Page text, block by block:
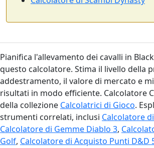
Pianifica l'allevamento dei cavalli in
questo calcolatore. Stima il livello della
addestramento, il valore di mercato e
risultati in modo efficiente. Calcolatore
della collezione Calcolatrici di Gioco.
strumenti correlati, inclusi Calcolatore
Calcolatore di Gemme Diablo 3,
Golf, Calcolatore di Acquisto Punti D&D